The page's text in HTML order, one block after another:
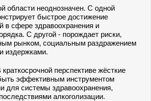
области неоднозначен. С одной
быстрое достижение
в сфере здравоохранения и
С другой - порождает риски,
рынком, социальным раздражением
издержками.
перспективе жёсткие
эффективным инструментом
для системы здравоохранения,
алкоголизации.